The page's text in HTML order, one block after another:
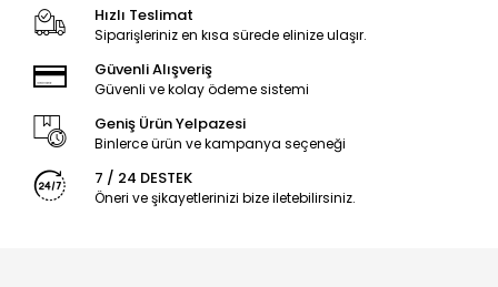
Hızlı Teslimat
Siparişleriniz en kısa sürede elinize ulaşır.
Güvenli Alışveriş
Güvenli ve kolay ödeme sistemi
Geniş Ürün Yelpazesi
Binlerce ürün ve kampanya seçeneği
7 / 24 DESTEK
Öneri ve şikayetlerinizi bize iletebilirsiniz.